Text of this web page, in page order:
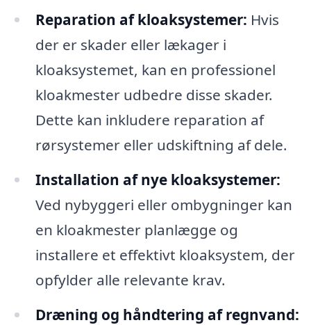
Reparation af kloaksystemer: Hvis
der er skader eller lækager i
kloaksystemet, kan en professionel
kloakmester udbedre disse skader.
Dette kan inkludere reparation af
rørsystemer eller udskiftning af dele.
Installation af nye kloaksystemer:
Ved nybyggeri eller ombygninger kan
en kloakmester planlægge og
installere et effektivt kloaksystem, der
opfylder alle relevante krav.
Dræning og håndtering af regnvand: